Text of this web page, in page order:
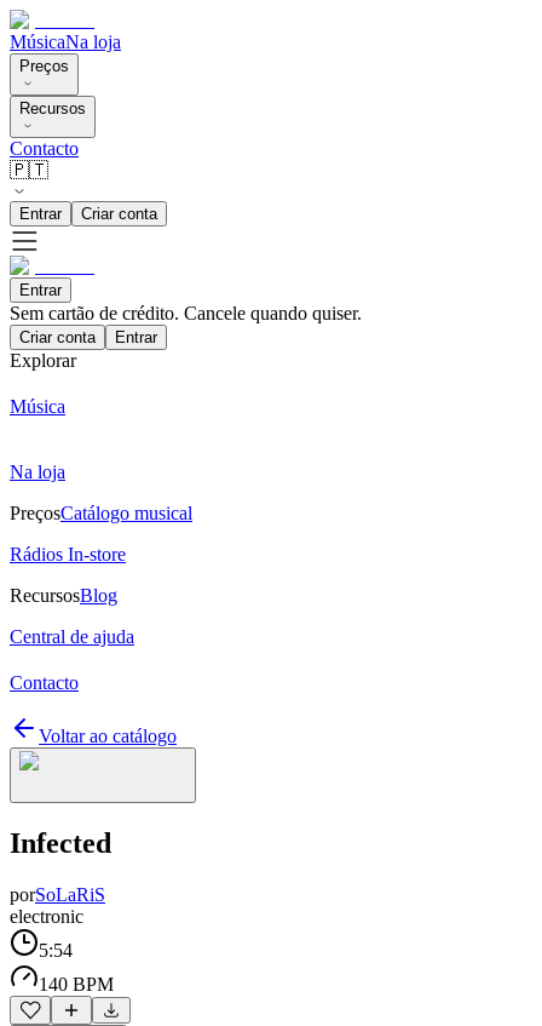
MúsicaNa loja
Preços
Recursos
Contacto
🇵🇹
Entrar Criar conta
Entrar
Sem cartão de crédito. Cancele quando quiser.
Criar conta Entrar
Explorar
Música
Na loja
PreçosCatálogo musical
Rádios In-store
RecursosBlog
Central de ajuda
Contacto
Voltar ao catálogo
Infected
porSoLaRiS
electronic
5:54
140 BPM